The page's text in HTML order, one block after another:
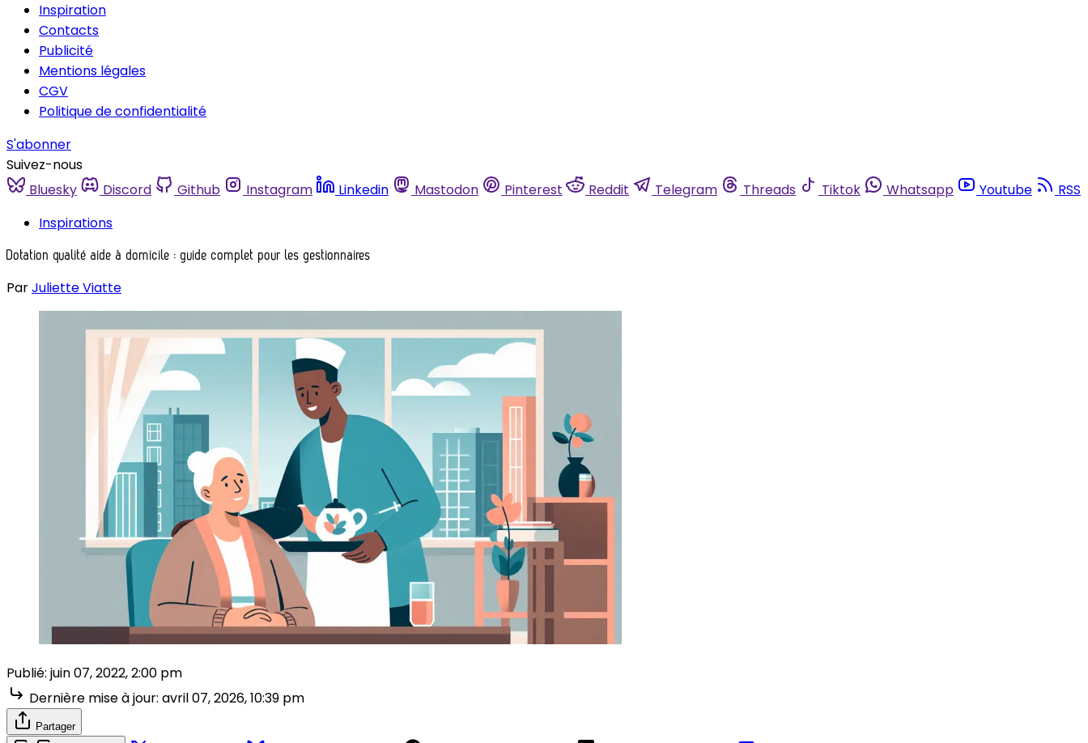
Inspiration
Contacts
Publicité
Mentions légales
CGV
Politique de confidentialité
S'abonner
Suivez-nous
Bluesky
Discord Github Instagram Linkedin Mastodon Pinterest Reddit Telegram Threads Tiktok Whatsapp Youtube
RSS
Inspirations
Dotation qualité aide à domicile : guide complet pour les gestionnaires
ParJuliette Viatte
Publié: juin 07, 2022, 2:00 pm
Dernière mise à jour: avril 07, 2026, 10:39 pm
Partager